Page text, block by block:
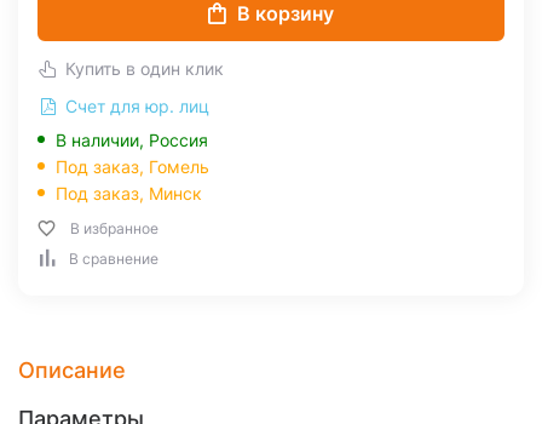
В корзину
Купить в один клик
Счет для юр. лиц
В наличии, Россия
Под заказ, Гомель
Под заказ, Минск
В избранное
В сравнение
Описание
Параметры